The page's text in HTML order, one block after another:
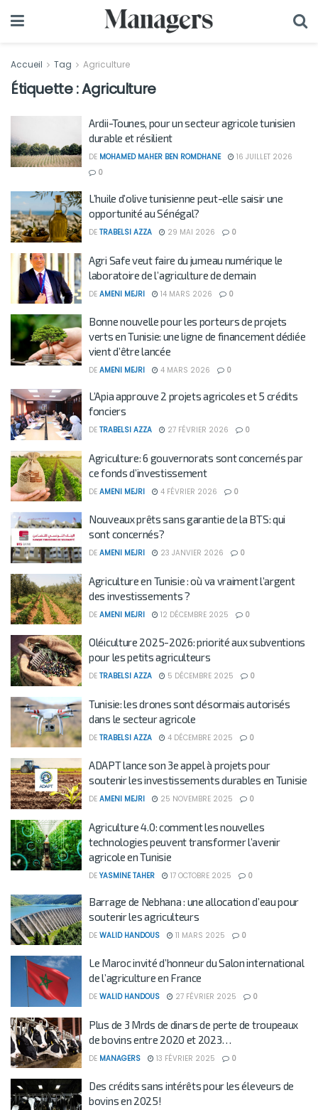
Accueil Tag Agriculture
Étiquette :Agriculture
Ardii-Tounes, pour un secteur agricole tunisien
durable et résilient
DE MOHAMED MAHER BEN ROMDHANE
16 JUILLET 2026
0
L’huile d’olive tunisienne peut-elle saisir une
opportunité au Sénégal?
DE TRABELSI AZZA 29 MAI 2026 0
Agri Safe veut faire du jumeau numérique le
laboratoire de l’agriculture de demain
DE AMENI MEJRI 14 MARS 2026 0
Bonne nouvelle pour les porteurs de projets
verts en Tunisie: une ligne de financement dédiée
vient d’être lancée
DE AMENI MEJRI 4 MARS 2026 0
L’Apia approuve 2 projets agricoles et 5 crédits
fonciers
DE TRABELSI AZZA 27 FÉVRIER 2026 0
Agriculture: 6 gouvernorats sont concernés par
ce fonds d’investissement
DE AMENI MEJRI 4 FÉVRIER 2026 0
Nouveaux prêts sans garantie de la BTS: qui
sont concernés?
DE AMENI MEJRI 23 JANVIER 2026 0
Agriculture en Tunisie : où va vraiment l’argent
des investissements ?
DE AMENI MEJRI 12 DÉCEMBRE 2025 0
Oléiculture 2025-2026: priorité aux subventions
pour les petits agriculteurs
DE TRABELSI AZZA 5 DÉCEMBRE 2025 0
Tunisie: les drones sont désormais autorisés
dans le secteur agricole
DE TRABELSI AZZA 4 DÉCEMBRE 2025 0
ADAPT lance son 3e appel à projets pour
soutenir les investissements durables en Tunisie
DE AMENI MEJRI 25 NOVEMBRE 2025 0
Agriculture 4.0: comment les nouvelles
technologies peuvent transformer l’avenir
agricole en Tunisie
DE YASMINE TAHER 17 OCTOBRE 2025 0
Barrage de Nebhana : une allocation d’eau pour
soutenir les agriculteurs
DE WALID HANDOUS 11 MARS 2025 0
Le Maroc invité d’honneur du Salon international
de l’agriculture en France
DE WALID HANDOUS 27 FÉVRIER 2025 0
Plus de 3 Mrds de dinars de perte de troupeaux
de bovins entre 2020 et 2023…
DE MANAGERS 13 FÉVRIER 2025 0
Des crédits sans intérêts pour les éleveurs de
bovins en 2025!